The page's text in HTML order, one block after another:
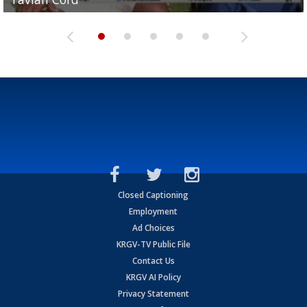
Closed Captioning
Employment
Ad Choices
KRGV-TV Public File
Contact Us
KRGV AI Policy
Privacy Statement